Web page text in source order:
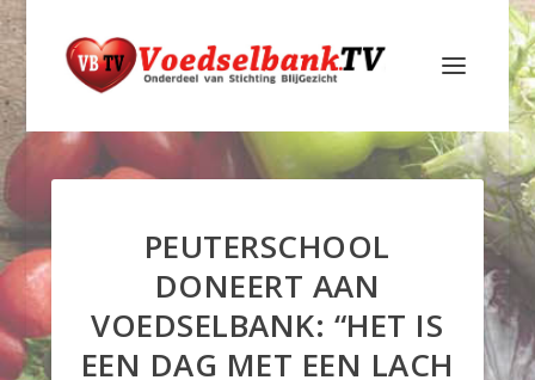
PEUTERSCHOOL
DONEERT AAN
VOEDSELBANK: “HET IS
EEN DAG MET EEN LACH